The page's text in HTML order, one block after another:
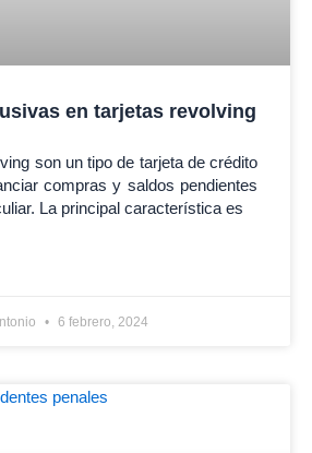
en tarjetas revolving
son un tipo de tarjeta de crédito
compras y saldos pendientes
La principal característica es
6 febrero, 2024